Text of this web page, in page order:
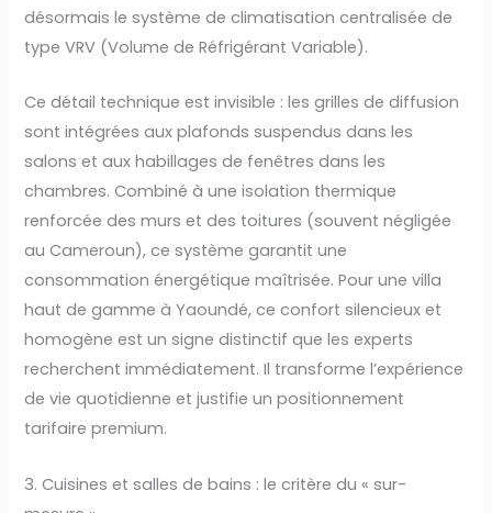
désormais le système de climatisation centralisée de
type VRV (Volume de Réfrigérant Variable).
Ce détail technique est invisible : les grilles de diffusion
sont intégrées aux plafonds suspendus dans les
salons et aux habillages de fenêtres dans les
chambres. Combiné à une isolation thermique
renforcée des murs et des toitures (souvent négligée
au Cameroun), ce système garantit une
consommation énergétique maîtrisée. Pour une villa
haut de gamme à Yaoundé, ce confort silencieux et
homogène est un signe distinctif que les experts
recherchent immédiatement. Il transforme l’expérience
de vie quotidienne et justifie un positionnement
tarifaire premium.
3. Cuisines et salles de bains : le critère du « sur-